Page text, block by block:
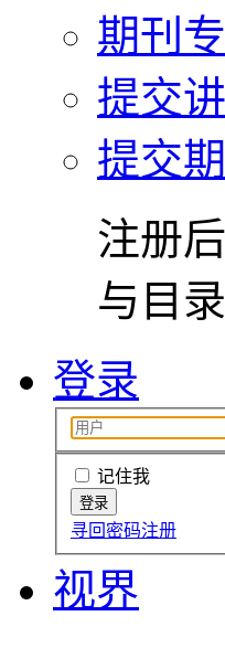
期刊
提交
提交
注册
与目
登录
记住我
寻回密码注册
视界